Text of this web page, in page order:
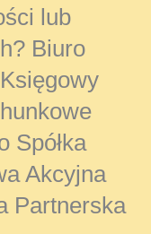
lub
Biuro
Spółka
Akcyjna
Partnerska